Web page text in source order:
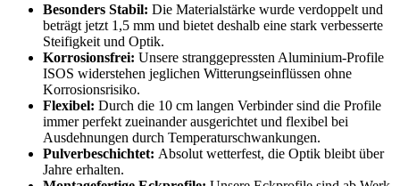
Besonders Stabil: Die Materialstärke wurde verdoppelt und
beträgt jetzt 1,5 mm und bietet deshalb eine stark verbesserte
Steifigkeit und Optik.
Korrosionsfrei: Unsere stranggepressten Aluminium-Profile
ISOS widerstehen jeglichen Witterungseinflüssen ohne
Korrosionsrisiko.
Flexibel: Durch die 10 cm langen Verbinder sind die Profile
immer perfekt zueinander ausgerichtet und flexibel bei
Ausdehnungen durch Temperaturschwankungen.
Pulverbeschichtet: Absolut wetterfest, die Optik bleibt über
Jahre erhalten.